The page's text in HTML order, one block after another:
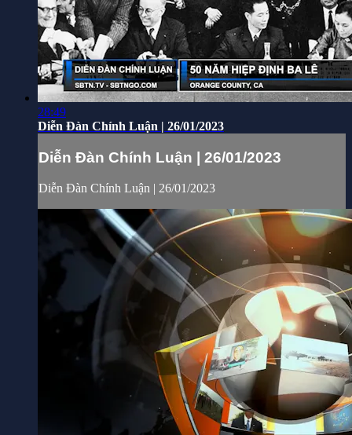
28:49
Diễn Đàn Chính Luận | 26/01/2023
Diễn Đàn Chính Luận | 26/01/2023
Diễn Đàn Chính Luận | 26/01/2023